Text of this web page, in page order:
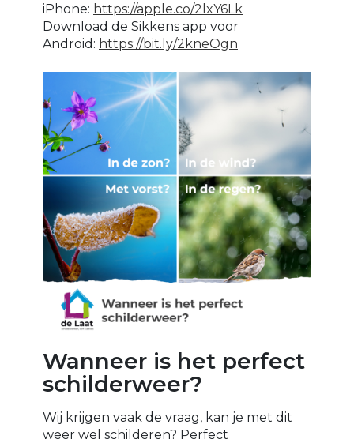
iPhone: https://apple.co/2lxY6Lk
Download de Sikkens app voor
Android: https://bit.ly/2kneOgn
Wanneer is het perfect
schilderweer?
Wij krijgen vaak de vraag, kan je met dit
weer wel schilderen? Perfect